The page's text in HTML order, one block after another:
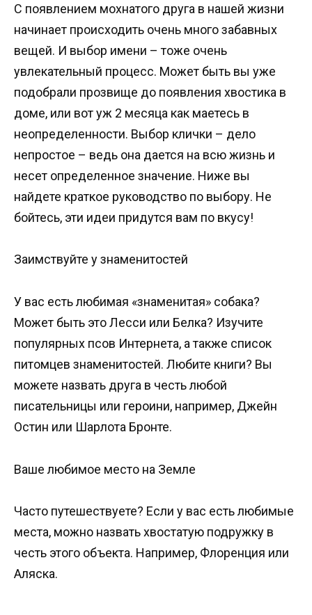
С появлением мохнатого друга в нашей жизни
начинает происходить очень много забавных
вещей. И выбор имени – тоже очень
увлекательный процесс. Может быть вы уже
подобрали прозвище до появления хвостика в
доме, или вот уж 2 месяца как маетесь в
неопределенности. Выбор клички – дело
непростое – ведь она дается на всю жизнь и
несет определенное значение. Ниже вы
найдете краткое руководство по выбору. Не
бойтесь, эти идеи придутся вам по вкусу!
Заимствуйте у знаменитостей
У вас есть любимая «знаменитая» собака?
Может быть это Лесси или Белка? Изучите
популярных псов Интернета, а также список
питомцев знаменитостей. Любите книги? Вы
можете назвать друга в честь любой
писательницы или героини, например, Джейн
Остин или Шарлота Бронте.
Ваше любимое место на Земле
Часто путешествуете? Если у вас есть любимые
места, можно назвать хвостатую подружку в
честь этого объекта. Например, Флоренция или
Аляска.